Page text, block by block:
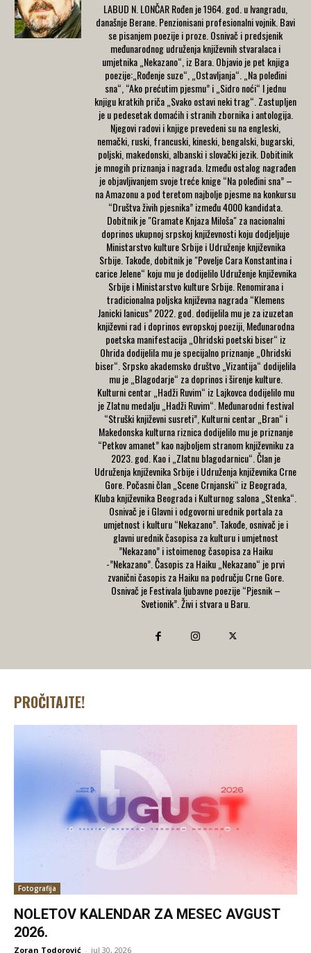
LABUD N. LONČAR Rođen je 1964. god. u Ivangradu,
današnje Berane. Penzionisani profesionalni vojnik. Bavi
se pisanjem poezije i proze. Osnivač i predsjenik
međunarodnog udruženja književnih stvaralaca i
umjetnika „Nekazano“, iz Bara. Objavio je pet knjiga
poezije:„Rođenje suze“, „Ostavljanja“. „Na poleđini
sna“, “Ako prećutim pjesmu” i „Sidro noći“ I jednu
knjigu kratkih priča „Svako ostavi neki trag“. Zastupljen
je u pedesetak domaćih i stranih zbornika i antologija.
Njegovi radovi i knjige prevedeni su na engleski,
nemački, ruski, francuski, kineski, bengalski, bugarski,
poljski, makedonski, albanski i slovački jezik. Dobitinik
je mnogih priznanja i nagrada. Između ostalog nagrađen
je objavljivanjem svoje treće knige “Na poleđini sna” –
na Amazonu a pod teretom najbolje pjesme na konkursu
“Društva živih pjesnika” između 4000 kandidata.
Dobitnik je "Gramate Knjaza Miloša" za nacionalni
doprinos ukupnoj srpskoj književnosti koju dodjeljuje
Ministarstvo kulture Srbije i Udruženje književnika
Srbije. Takođe, dobitnik je "Povelje Cara Konstantina i
carice Jelene“ koju mu je dodijelilo Udruženje književnika
Srbije i Ministarstvo kulture Srbije. Renomirana i
tradicionalna poljska književna nagrada “Klemens
Janicki Ianicus” 2022. god. dodijelila mu je za izuzetan
književni rad i doprinos evropskoj poeziji, Međunarodna
poetska manifestacija „Ohridski poetski biser“ iz
Ohrida dodijelila mu je specijalno priznanje „Ohridski
biser“. Srpsko akademsko društvo „Vizantija“ dodijelila
mu je „Blagodarje“ za doprinos i širenje kulture.
Kulturni centar „Hadži Ruvim“ iz Lajkovca dodijelilo mu
je Zlatnu medalju „Hadži Ruvim“. Međunarodni festival
“Struški književni susreti”, Kulturni centar „Bran“ i
Makedonska kulturna riznica dodijelilo mu je priznanje
“Petkov amanet” kao najboljem stranom književniku za
2023. god. Kao i „Zlatnu blagodarnicu“. Član je
Udruženja književnika Srbije i Udruženja književnika Crne
Gore. Počasni član „Scene Crnjanski“ iz Beograda,
Kluba književnika Beograda i Kulturnog salona „Stenka“.
Osnivač je i Glavni i odgovorni urednik portala za
umjetnost i kulturu “Nekazano”. Takođe, osnivač je i
glavni urednik časopisa za kulturu i umjetnost
”Nekazano” i istoimenog časopisa za Haiku
-”Nekazano”. Časopis za Haiku „Nekazano“ je prvi
zvanični časopis za Haiku na području Crne Gore.
Osnivač je Festivala ljubavne poezije “Pjesnik –
Svetionik”. Živi i stvara u Baru.
PROČITAJTE!
Fotografija
NOLETOV KALENDAR ZA MESEC AVGUST
2026.
Zoran Todorović - jul 30, 2026